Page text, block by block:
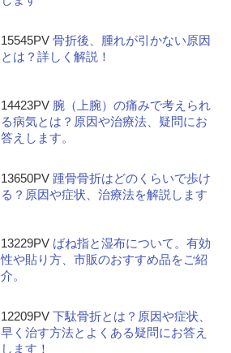
15545PV骨折後、腫れが引かない原因
とは？詳しく解説！
14423PV 腕（上腕）の痛みで考えられ
る病気とは？原因や治療法、疑問にお
答えします。
13650PV 踵骨骨折はどのくらいで歩け
る？原因や症状、治療法を解説します
13229PV ばね指と湿布について。有効
性や貼り方、市販のおすすめ品をご紹
介。
12209PV下駄骨折とは？原因や症状、
早く治す方法とよくある疑問にお答え
します！